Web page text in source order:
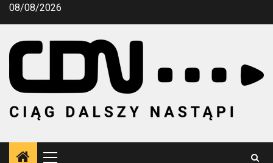
Przejdź
08/08/2026